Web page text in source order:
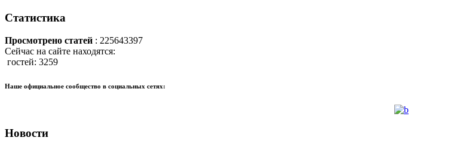
Статистика
Просмотрено статей : 225643397
Сейчас на сайте находятся:
гостей: 3259
Наше официальное сообщество в социальных сетях:
Новости